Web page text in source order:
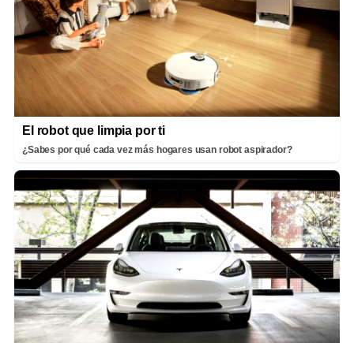
El robot que limpia por ti
¿Sabes por qué cada vez más hogares usan robot aspirador?